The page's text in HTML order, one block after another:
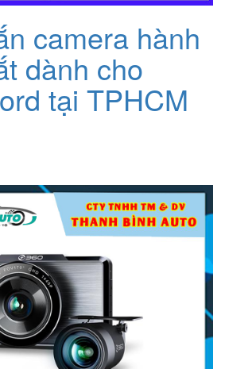
camera hành
dành cho
tại TPHCM